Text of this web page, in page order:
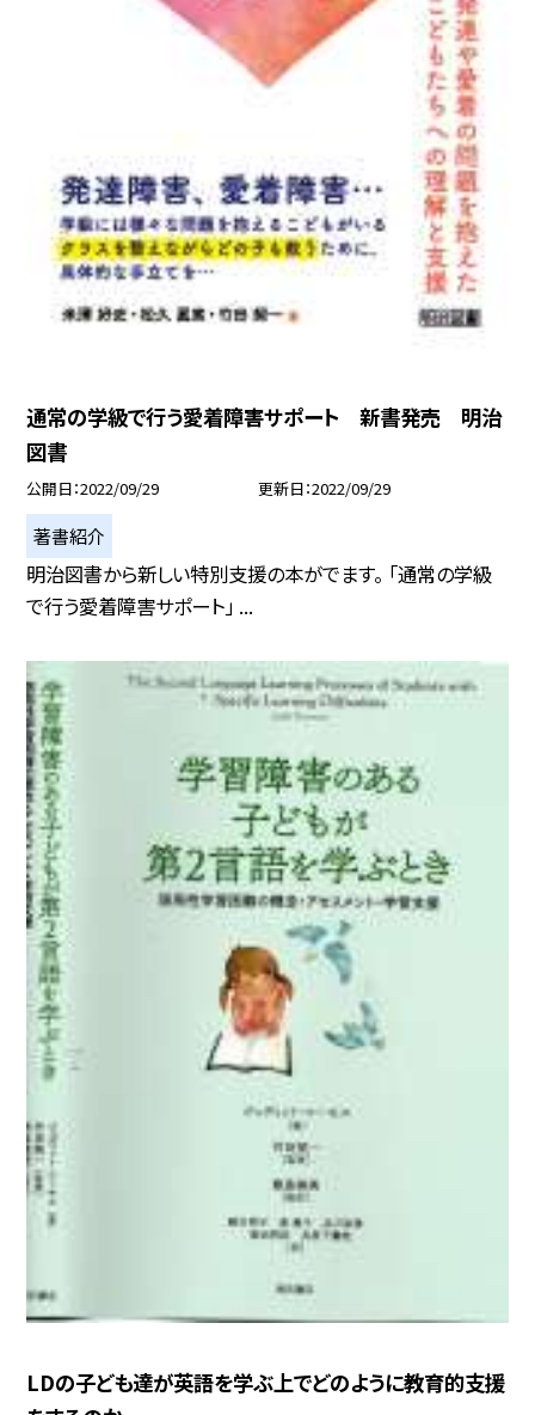
通常の学級で行う愛着障害サポート 新書発売 明治
図書
公開日 2022/09/29 更新日 2022/09/29
著書紹介
明治図書から新しい特別支援の本がでます。 「通常の学級
で行う愛着障害サポート」 ...
LDの子ども達が英語を学ぶ上でどのように教育的支援